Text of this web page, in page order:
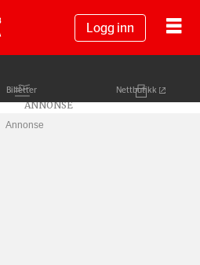
Logg inn
Billetter Nettbutikk
Annonse